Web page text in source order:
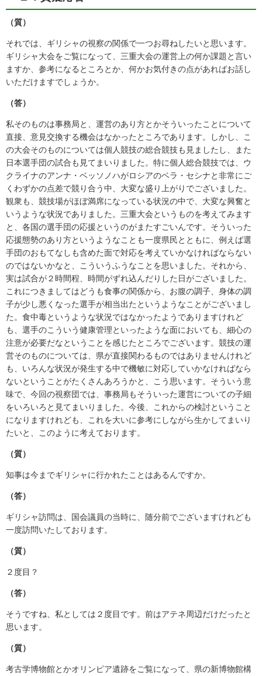
（質）
それでは、ギリシャの視察の関係で一つお尋ねしたいと思います。
ギリシャ大会をご覧になって、三重大会の運営上の何か課題と言い
ますか、参考になるところとか、何かお気付きの点があればお話し
いただけますでしょうか。
（答）
私そのものは事務局と、運営のあり方とかそういったことについて
直接、意見交換する機会はなかったところであります。しかし、こ
の大会そのものについては個人競技の総合競技も見ましたし、また
日本選手団の試合も見てまいりました。特に個人総合競技では、ウ
クライナのアンナ・ベッソノハがロシアのベラ・セシナと非常にご
くわずかの点差で競り合う中、大変な盛り上がりでございました。
観衆も、競技場がほぼ満席になっている状況の中で、大変な興奮と
いうような状況でありました。三重大会というものを考えてみます
と、各国の選手団の応援というのがまたすごいんです。そういった
応援態勢のあり方というようなことも一度県民とともに、例えば選
手団のおもてなしも含めた面で対応を考えていかなければならない
のではないかなと、こういうふうなことを思いました。それから、
実は試合が２時間程、時間がずれ込んだりした日がございました。
これにつきましてはどうも食事の関係から、お腹の調子、身体の調
子が少し悪くなった選手が相当出たというようなことがございまし
た。食中毒というような状況ではなかったようでありますけれど
も、選手のこういう健康管理といったような面においても、細心の
注意が必要だなということを感じたところでございます。競技の運
営そのものについては、県が直接関わるものではありませんけれど
も、いろんな状況が発生する中で機敏に対応していかなければなら
ないということがたくさんあろうかと、こう思います。そういう意
味で、今回の視察団では、事務局もそういった運営についての子細
をいろいろと見てまいりました。今後、これからの検討ということ
になりますけれども、これを大いに参考にしながら生かしてまいり
たいと、このように考えております。
（質）
知事は今までギリシャに行かれたことはあるんですか。
（答）
ギリシャ訪問は、国会議員の当時に、随分前でございますけれども
一度訪問いたしております。
（質）
２度目？
（答）
そうですね、私としては２度目です。前はアテネ周辺だけだったと
思います。
（質）
考古学博物館とかオリンピア遺跡をご覧になって、県の新博物館構